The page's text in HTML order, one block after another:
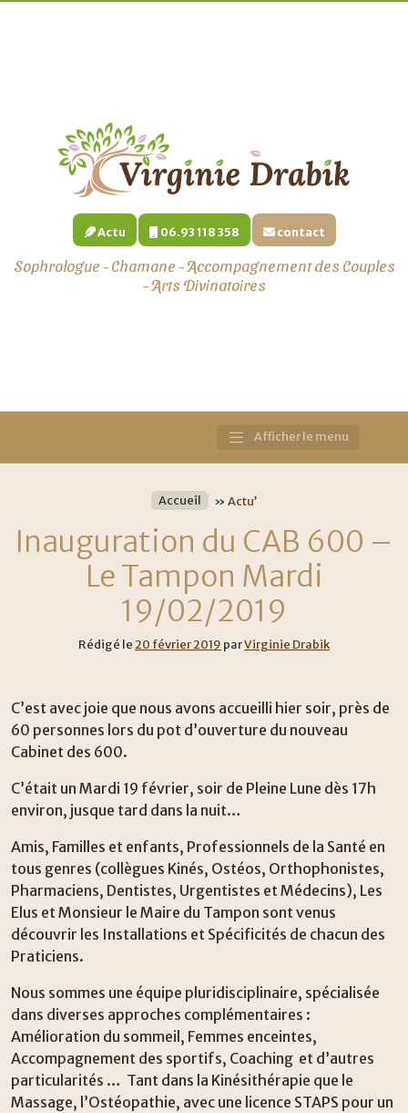
Actu 06.93 118 358 contact
Sophrologue - Chamane - Accompagnement des Couples
- Arts Divinatoires
Navigation
Afficher le menu
Accueil » Actu’
Inauguration du CAB 600 –
Le Tampon Mardi
19/02/2019
Rédigé le 20 février 2019 parVirginie Drabik
C’est avec joie que nous avons accueilli hier soir, près de
60 personnes lors du pot d’ouverture du nouveau
Cabinet des 600.
C’était un Mardi 19 février, soir de Pleine Lune dès 17h
environ, jusque tard dans la nuit…
Amis, Familles et enfants, Professionnels de la Santé en
tous genres (collègues Kinés, Ostéos, Orthophonistes,
Pharmaciens, Dentistes, Urgentistes et Médecins), Les
Elus et Monsieur le Maire du Tampon sont venus
découvrir les Installations et Spécificités de chacun des
Praticiens.
Nous sommes une équipe pluridisciplinaire, spécialisée
dans diverses approches complémentaires :
Amélioration du sommeil, Femmes enceintes,
Accompagnement des sportifs, Coaching et d’autres
particularités … Tant dans la Kinésithérapie que le
Massage, l’Ostéopathie, avec une licence STAPS pour un